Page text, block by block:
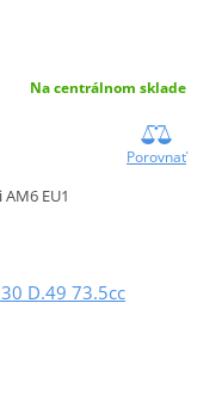
Na centrálnom sklade
Porovnať
EU1
D.49 73.5cc